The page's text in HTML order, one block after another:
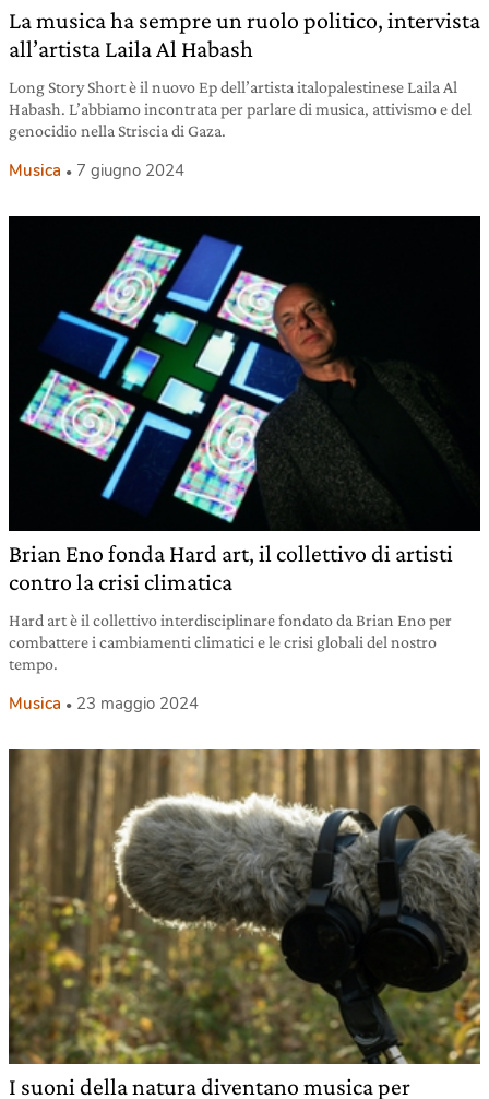
La musica ha sempre un ruolo politico, intervista
all’artista Laila Al Habash
Long Story Short è il nuovo Ep dell’artista italopalestinese Laila Al
Habash. L’abbiamo incontrata per parlare di musica, attivismo e del
genocidio nella Striscia di Gaza.
Musica 7 giugno 2024
Brian Eno fonda Hard art, il collettivo di artisti
contro la crisi climatica
Hard art è il collettivo interdisciplinare fondato da Brian Eno per
combattere i cambiamenti climatici e le crisi globali del nostro
tempo.
Musica 23 maggio 2024
I suoni della natura diventano musica per